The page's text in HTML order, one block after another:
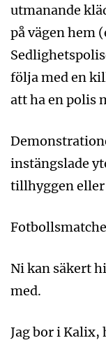
utmanande
på vägen hem
följa med en
att ha en polis
instängslade
tillhyggen eller
Ni kan säkert
med.
Jag bor i